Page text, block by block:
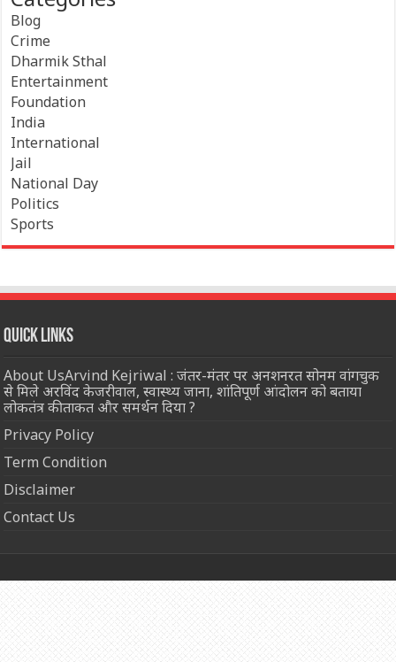
Blog
Crime
Dharmik Sthal
Entertainment
Foundation
India
International
Jail
National Day
Politics
Sports
Quick Links
About UsArvind Kejriwal : जंतर-मंतर पर अनशनरत सोनम वांगचुक
से मिले अरविंद केजरीवाल, स्वास्थ्य जाना, शांतिपूर्ण आंदोलन को बताया
लोकतंत्र की ताकत और समर्थन दिया ?
Privacy Policy
Term Condition
Disclaimer
Contact Us